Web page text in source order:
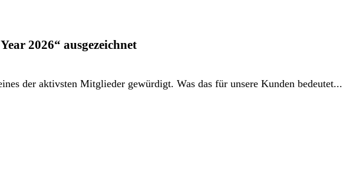
2026“ ausgezeichnet
der aktivsten Mitglieder gewürdigt. Was das für unsere Kunden bedeutet...